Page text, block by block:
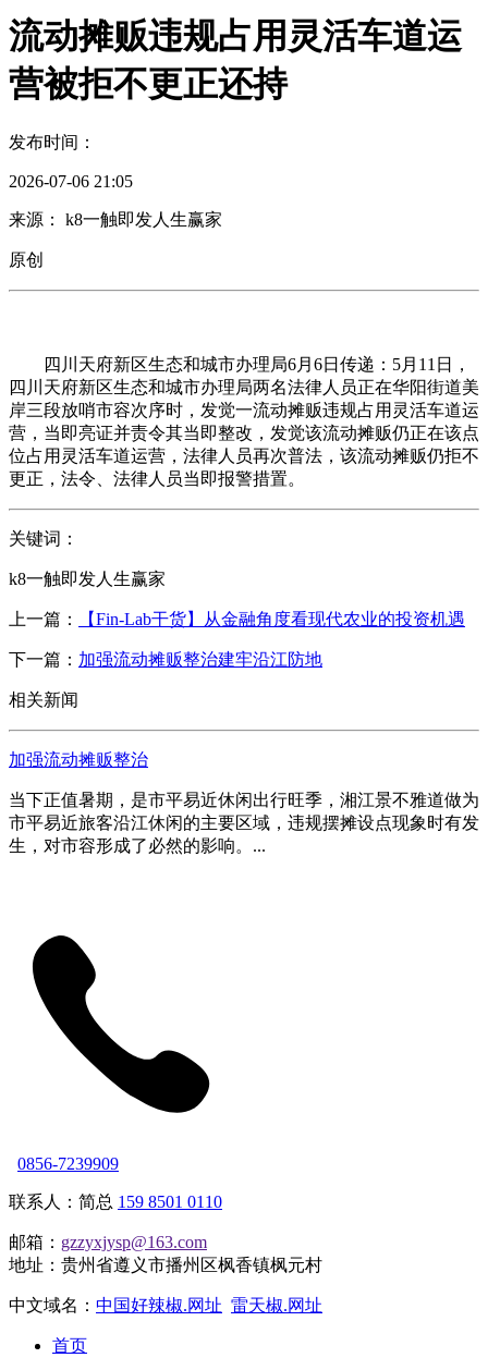
流动摊贩违规占用灵活车道运
营被拒不更正还持
发布时间：
2026-07-06 21:05
来源： k8一触即发人生赢家
原创
四川天府新区生态和城市办理局6月6日传递：5月11日，
四川天府新区生态和城市办理局两名法律人员正在华阳街道美
岸三段放哨市容次序时，发觉一流动摊贩违规占用灵活车道运
营，当即亮证并责令其当即整改，发觉该流动摊贩仍正在该点
位占用灵活车道运营，法律人员再次普法，该流动摊贩仍拒不
更正，法令、法律人员当即报警措置。
关键词：
k8一触即发人生赢家
上一篇： 【Fin-Lab干货】从金融角度看现代农业的投资机遇
下一篇： 加强流动摊贩整治建牢沿江防地
相关新闻
加强流动摊贩整治
当下正值暑期，是市平易近休闲出行旺季，湘江景不雅道做为
市平易近旅客沿江休闲的主要区域，违规摆摊设点现象时有发
生，对市容形成了必然的影响。...
0856-7239909
联系人：简总 159 8501 0110
邮箱： gzzyxjysp@163.com
地址：贵州省遵义市播州区枫香镇枫元村
中文域名： 中国好辣椒.网址 雷天椒.网址
首页